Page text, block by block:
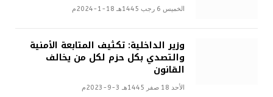
الخميس 6 رجب 1445هـ 18-1-2024م
وزير الداخلية: تكثيف المتابعة الأمنية
والتصدي بكل حزم لكل من يخالف
القانون
الأحد 18 صفر 1445هـ 3-9-2023م